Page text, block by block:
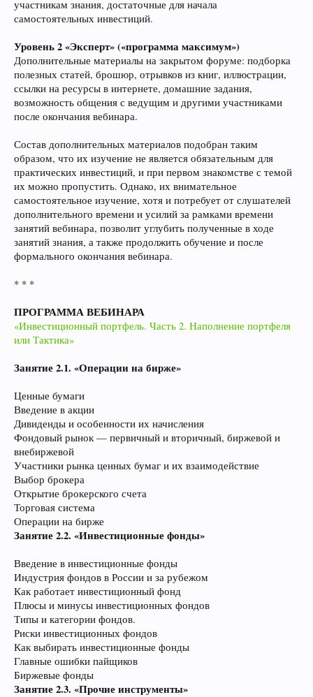
участникам знания, достаточные для начала
самостоятельных инвестиций.
Уровень 2 «Эксперт» («программа максимум»)
Дополнительные материалы на закрытом форуме: подборка
полезных статей, брошюр, отрывков из книг, иллюстрации,
ссылки на ресурсы в интернете, домашние задания,
возможность общения с ведущим и другими участниками
после окончания вебинара.
Состав дополнительных материалов подобран таким
образом, что их изучение не является обязательным для
практических инвестиций, и при первом знакомстве с темой
их можно пропустить. Однако, их внимательное
самостоятельное изучение, хотя и потребует от слушателей
дополнительного времени и усилий за рамками времени
занятий вебинара, позволит углубить полученные в ходе
занятий знания, а также продолжить обучение и после
формального окончания вебинара.
* * *
ПРОГРАММА ВЕБИНАРА
«Инвестиционный портфель. Часть 2. Наполнение портфеля
или Тактика»
Занятие 2.1. «Операции на бирже»
Ценные бумаги
Введение в акции
Дивиденды и особенности их начисления
Фондовый рынок — первичный и вторичный, биржевой и
внебиржевой
Участники рынка ценных бумаг и их взаимодействие
Выбор брокера
Открытие брокерского счета
Торговая система
Операции на бирже
Занятие 2.2. «Инвестиционные фонды»
Введение в инвестиционные фонды
Индустрия фондов в России и за рубежом
Как работает инвестиционный фонд
Плюсы и минусы инвестиционных фондов
Типы и категории фондов.
Риски инвестиционных фондов
Как выбирать инвестиционные фонды
Главные ошибки пайщиков
Биржевые фонды
Занятие 2.3. «Прочие инструменты»